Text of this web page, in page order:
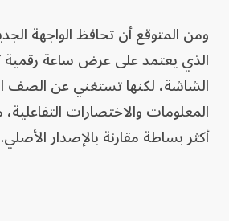
ومن المتوقع أن تحافظ الواجهة
الذي يعتمد على عرض ساعة
الشاشة، لكنها تستغني عن الصف
المعلومات والاختصارات
أكثر بساطة مقارنة بالإصدار الأصلي.